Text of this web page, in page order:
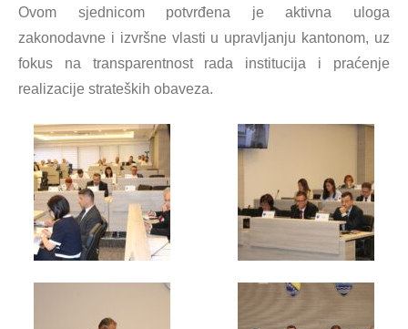
Ovom sjednicom potvrđena je aktivna uloga
zakonodavne i izvršne vlasti u upravljanju kantonom, uz
fokus na transparentnost rada institucija i praćenje
realizacije strateških obaveza.